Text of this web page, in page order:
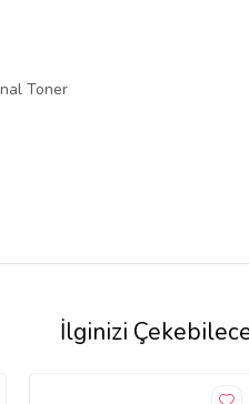
Toner
İlginizi